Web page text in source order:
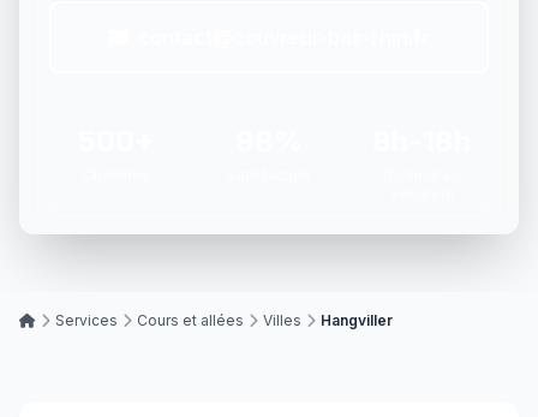
Services Cours et allées Villes Hangviller